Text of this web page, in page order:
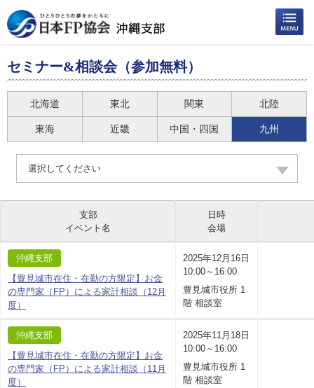
セミナー&相談会（参加無料）
北海道 東北 関東 北陸
東海 近畿 中国・四国 九州
選択してください
支部
イベント名
日時
会場
沖縄支部
【豊見城市在住・在勤の方限定】お金
の専門家（FP）による家計相談（12月
度）
2025年12月16日
10:00～16:00
豊見城市役所 1
階 相談室
沖縄支部
【豊見城市在住・在勤の方限定】お金
の専門家（FP）による家計相談（11月
度）
2025年11月18日
10:00～16:00
豊見城市役所 1
階 相談室